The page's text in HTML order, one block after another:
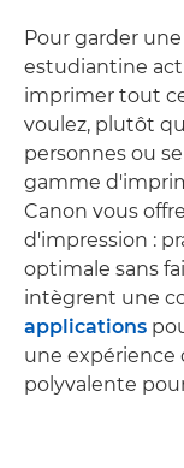
Pour garder
estudiantine
imprimer tout
voulez, plutôt
personnes ou
gamme
Canon vous
d'impression :
optimale sans
intègrent une
applications
une expérience
polyvalente